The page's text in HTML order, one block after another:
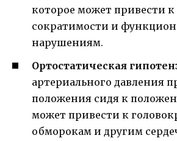
которое может привести
сократимости и
нарушениям.
Ортостатическая
артериального давления
положения сидя к
может привести к
обморокам и другим